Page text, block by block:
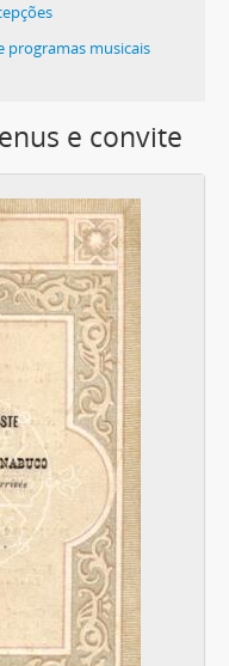
programas musicais
e convite